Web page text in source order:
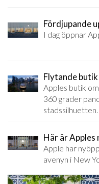
Fördjupande
I dag öppnar
Flytande
Apples butik
360 grader
stadssilhuetten.
Här är
Apple har
avenyn i New